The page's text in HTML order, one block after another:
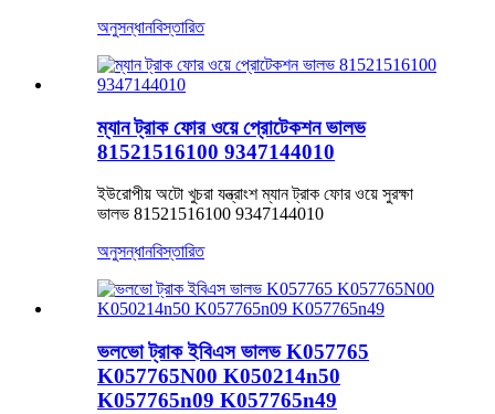
অনুসন্ধানবিস্তারিত
ম্যান ট্রাক ফোর ওয়ে প্রোটেকশন ভালভ
81521516100 9347144010
ইউরোপীয় অটো খুচরা যন্ত্রাংশ ম্যান ট্রাক ফোর ওয়ে সুরক্ষা
ভালভ 81521516100 9347144010
অনুসন্ধানবিস্তারিত
ভলভো ট্রাক ইবিএস ভালভ K057765
K057765N00 K050214n50
K057765n09 K057765n49